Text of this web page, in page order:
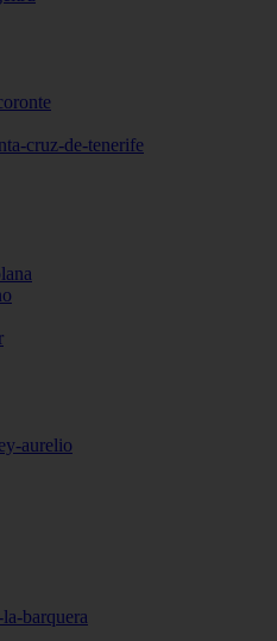
cruz-de-tenerife
aurelio
barquera